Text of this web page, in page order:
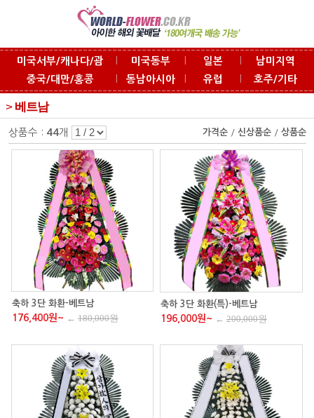
미국서부/캐나다/괌 미국동부 일본
남미지역
중국/대만/홍콩
동남아시아 유럽 호주/기타
> 베트남
상품수 : 44개 가격순/ 신상품순/ 상품순
축하 3단 화환-베트남
176,400원~ ← 180,000원
축하 3단 화환(특)-베트남
196,000원~ ← 200,000원